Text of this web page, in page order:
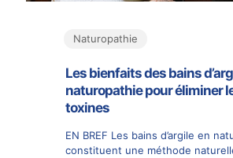
Naturopathie
Les bienfaits des bains
naturopathie pour éliminer
toxines
EN BREF Les bains d’argile en
constituent une méthode